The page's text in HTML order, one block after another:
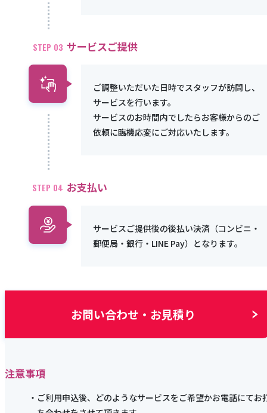
STEP 03 サービスご提供
ご調整いただいた日時でスタッフが訪問し、
サービスを行います。
サービスのお時間内でしたらお客様からのご
依頼に臨機応変にご対応いたします。
STEP 04 お支払い
サービスご提供後の後払い決済（コンビニ・
郵便局・銀行・LINE Pay）となります。
お問い合わせ・お見積り
注意事項
ご利用申込後、どのようなサービスをご希望かお電話にてお